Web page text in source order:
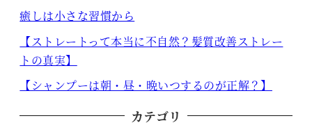
癒しは小さな習慣から
【ストレートって本当に不自然？髪質改善ストレー
トの真実】
【シャンプーは朝・昼・晩いつするのが正解？】
カテゴリ